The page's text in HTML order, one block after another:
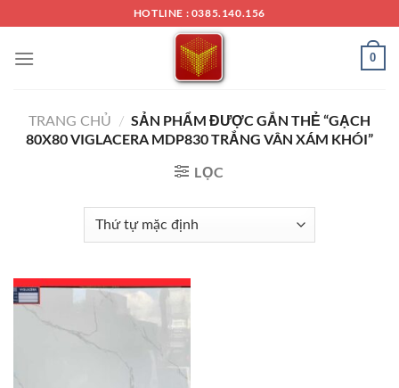
nội
HOTLINE : 0385.140.156
0
TRANG CHỦ / SẢN PHẨM ĐƯỢC GẮN THẺ “GẠCH
80X80 VIGLACERA MDP830 TRẮNG VÂN XÁM KHÓI”
LỌC